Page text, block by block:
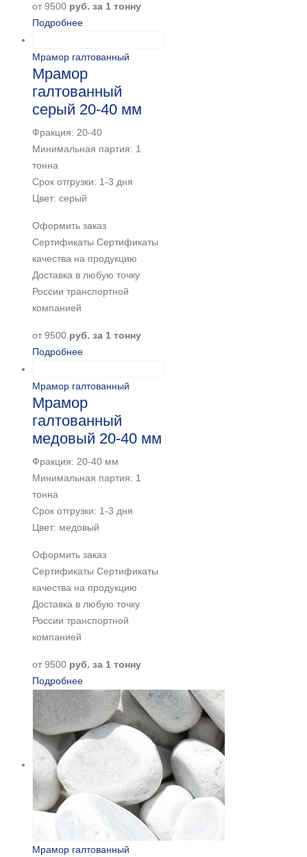
от 9500 руб. за 1 тонну
Подробнее
Мрамор галтованный
Мрамор
галтованный
серый 20-40 мм
Фракция: 20-40
Минимальная партия: 1
тонна
Срок отгрузки: 1-3 дня
Цвет: серый
Оформить заказ
Сертификаты Сертификаты
качества на продукцию
Доставка в любую точку
России транспортной
компанией
от 9500 руб. за 1 тонну
Подробнее
Мрамор галтованный
Мрамор
галтованный
медовый 20-40 мм
Фракция: 20-40 мм
Минимальная партия: 1
тонна
Срок отгрузки: 1-3 дня
Цвет: медовый
Оформить заказ
Сертификаты Сертификаты
качества на продукцию
Доставка в любую точку
России транспортной
компанией
от 9500 руб. за 1 тонну
Подробнее
Мрамор галтованный